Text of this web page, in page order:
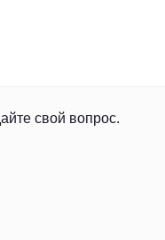
свой вопрос.